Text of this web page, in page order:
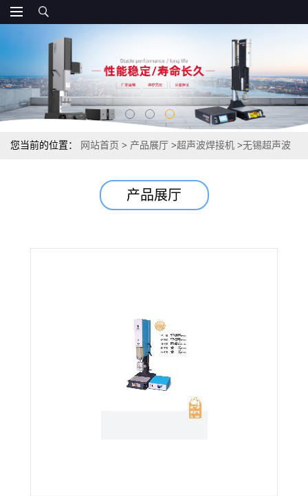
您当前的位置： 网站首页 > 产品展厅 >超声波焊接机 >无锡超声波
产品展厅